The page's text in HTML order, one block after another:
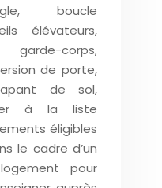
boucle
élévateurs,
garde-corps,
de porte,
de sol,
à la liste
éligibles
le cadre d’un
pour